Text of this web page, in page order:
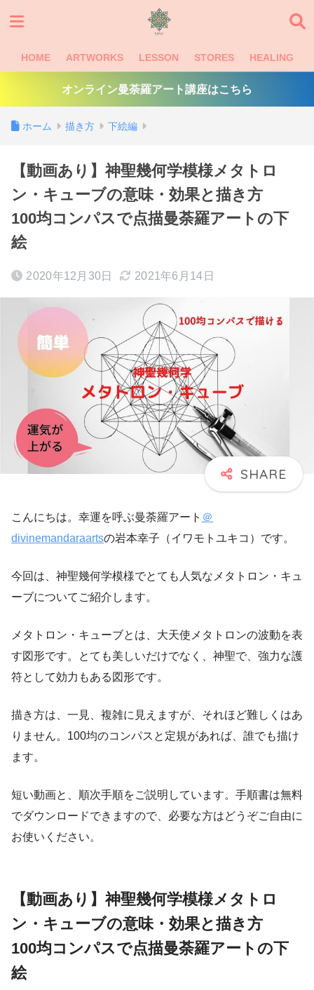
HOME ARTWORKS LESSON STORES HEALING
オンライン曼荼羅アート講座はこちら
ホーム 描き方 下絵編
【動画あり】神聖幾何学模様メタトロ
ン・キューブの意味・効果と描き方
100均コンパスで点描曼荼羅アートの下
絵
2020年12月30日 2021年6月14日
こんにちは。幸運を呼ぶ曼荼羅アート ＠
divinemandaraartsの岩本幸子（イワモトユキコ）です。
今回は、神聖幾何学模様でとても人気なメタトロン・キュ
ーブについてご紹介します。
メタトロン・キューブとは、大天使メタトロンの波動を表
す図形です。とても美しいだけでなく、神聖で、強力な護
符として効力もある図形です。
描き方は、一見、複雑に見えますが、それほど難しくはあ
りません。100均のコンパスと定規があれば、誰でも描け
ます。
短い動画と、順次手順をご説明しています。手順書は無料
でダウンロードできますので、必要な方はどうぞご自由に
お使いください。
【動画あり】神聖幾何学模様メタトロ
ン・キューブの意味・効果と描き方
100均コンパスで点描曼荼羅アートの下
絵